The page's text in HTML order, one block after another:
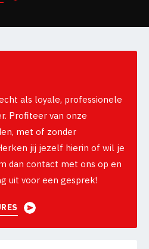
als loyale, professionele
Profiteer van onze
met of zonder
jij jezelf hierin of wil je
dan contact met ons op en
uit voor een gesprek!